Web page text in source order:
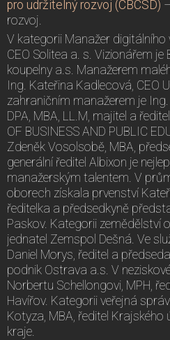
pro udržitelný rozvoj (CBCSD)
rozvoj.
V kategorii Manažer digitálního
CEO Solitea a. s. Vizionářem
koupelny a.s. Manažerem
Ing. Kateřina Kadlecová, CEO
zahraničním manažerem je
DPA, MBA, LL.M, majitel a
OF BUSINESS AND PUBLIC
Zdeněk Vosolsobě, MBA,
generální ředitel Albixon je
manažerským talentem. V
oborech získala prvenství
ředitelka a předsedkyně
Paskov. Kategorii zemědělství
jednatel Zemspol Dešná. Ve
Daniel Morys, ředitel a
podnik Ostrava a.s. V
Norbertu Schellongovi, MPH,
Havířov. Kategorii veřejná
Kotyza, MBA, ředitel
kraje.